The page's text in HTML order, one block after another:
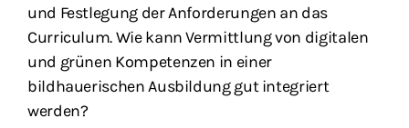
und Festlegung der Anforderungen an das
Curriculum. Wie kann Vermittlung von digitalen
und grünen Kompetenzen in einer
bildhauerischen Ausbildung gut integriert
werden?